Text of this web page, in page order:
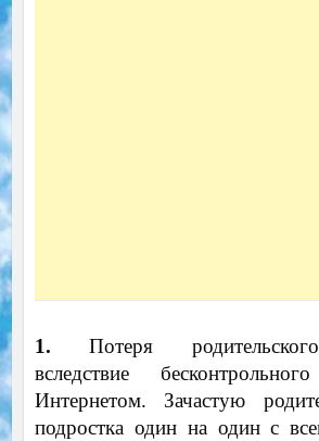
1. Потеря
вследствие
Интернетом. Зачастую
подростка один на один с